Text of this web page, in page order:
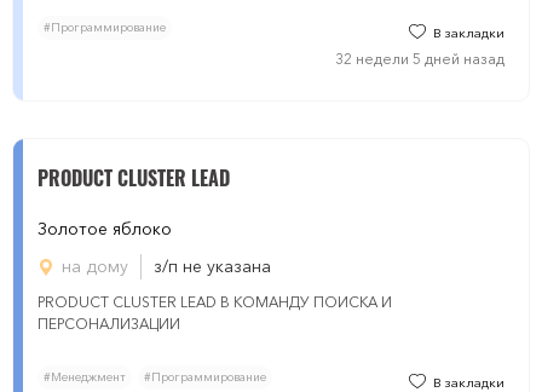
#Программирование В закладки
32 недели 5 дней назад
PRODUCT CLUSTER LEAD
Золотое яблоко
на дому
з/п не указана
PRODUCT CLUSTER LEAD В КОМАНДУ ПОИСКА И
ПЕРСОНАЛИЗАЦИИ
#Менеджмент #Программирование В закладки